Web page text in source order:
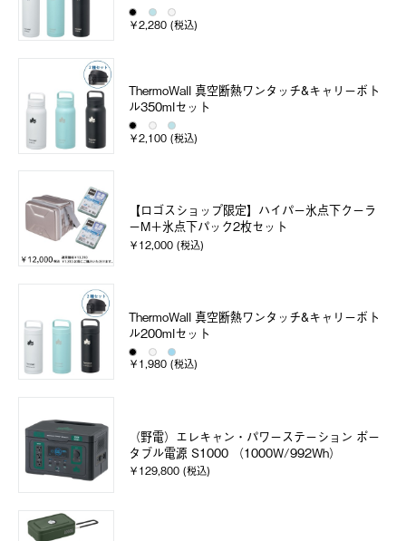
￥2,280 (税込)
ThermoWall 真空断熱ワンタッチ&キャリーボト
ル350mlセット
￥2,100 (税込)
【ロゴスショップ限定】ハイパー氷点下クーラ
ーM＋氷点下パック2枚セット
￥12,000 (税込)
ThermoWall 真空断熱ワンタッチ&キャリーボト
ル200mlセット
￥1,980 (税込)
（野電）エレキャン・パワーステーション ポー
タブル電源 S1000 （1000W/992Wh）
￥129,800 (税込)